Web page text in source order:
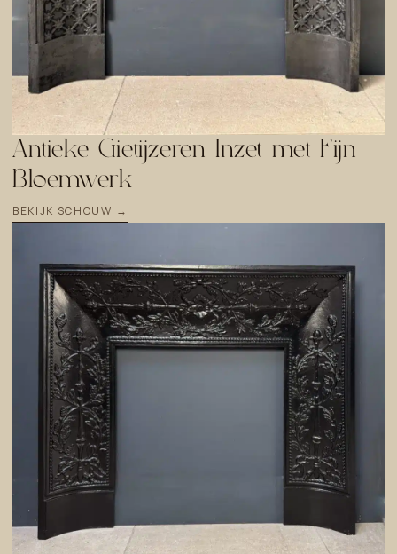
Antieke Gietijzeren Inzet met Fijn
Bloemwerk
BEKIJK SCHOUW →